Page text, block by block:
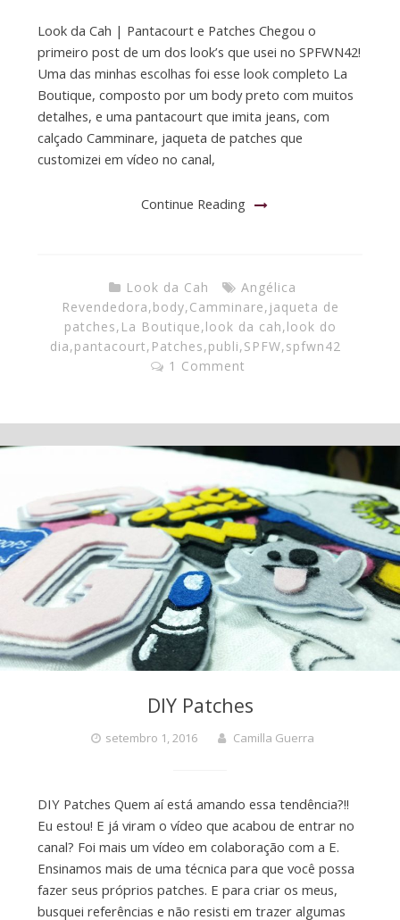
Look da Cah | Pantacourt e Patches Chegou o
primeiro post de um dos look’s que usei no SPFWN42!
Uma das minhas escolhas foi esse look completo La
Boutique, composto por um body preto com muitos
detalhes, e uma pantacourt que imita jeans, com
calçado Camminare, jaqueta de patches que
customizei em vídeo no canal,
Continue Reading
Look da Cah
Angélica
Revendedora,body,Camminare, jaqueta de
patches, La Boutique,look da cah,look do
dia,pantacourt, Patches,publi,SPFW,spfwn42
1 Comment
DIY Patches
setembro 1, 2016 Camilla Guerra
DIY Patches Quem aí está amando essa tendência?!!
Eu estou! E já viram o vídeo que acabou de entrar no
canal? Foi mais um vídeo em colaboração com a E.
Ensinamos mais de uma técnica para que você possa
fazer seus próprios patches. E para criar os meus,
busquei referências e não resisti em trazer algumas